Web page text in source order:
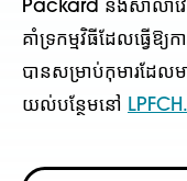
Packard និងសាលាវ
គាំទ្រកម្មវិធីដែលធ្វើឱ្
បានសម្រាប់កុមារដែលម
យល់បន្ថែមនៅ